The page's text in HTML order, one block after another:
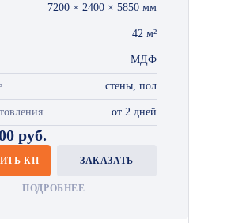
7200 × 2400 × 5850 мм
42 м²
МДФ
стены, пол
от 2 дней
руб.
КП ЗАКАЗАТЬ
ПОДРОБНЕЕ